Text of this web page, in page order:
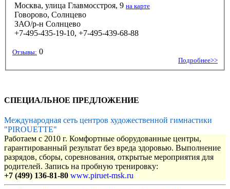
Москва, улица Главмосстроя, 9 на карте
Говорово, Солнцево
ЗАО/р-н Солнцево
+7-495-435-19-10, +7-495-439‑68-88
Отзывы: 0
Подробнее>>
СПЕЦИАЛЬНОЕ ПРЕДЛОЖЕНИЕ
Международная сеть центров художественной гимнастики
"PIROUETTE"
Работаем с 2010 г. Комфортные оборудованные центры,
гарантированный результат без вреда здоровью. Выполнение
разрядов, сборы, соревнования, открытые мероприятия для
родителей. Запись на пробную тренировку:
+7 (499) 136-81-80 www.piruet-msk.ru